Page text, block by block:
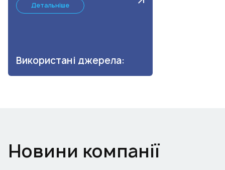
Детальніше
Використані джерела:
Новини компанії